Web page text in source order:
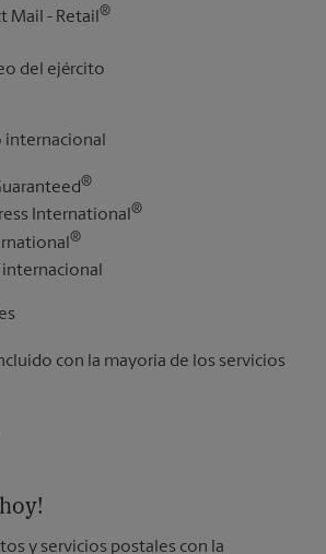
Mail - Retail®
del ejército
internacional
®
International®
®
internacional
con la mayoría de los servicios
y servicios postales con la